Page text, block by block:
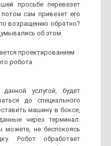
просьбе перевезет
сам привезет его
возращению обратно?
об этом.
услугой, будет
до специального
машину в боксе,
через терминал.
не беспокоясь
Робот обработает